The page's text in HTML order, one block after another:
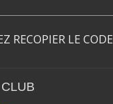
RECOPIER LE CODE